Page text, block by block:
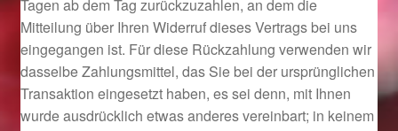
Liefer- und Versandkosten
Magisches und Festliches zu Halloween
Tagen ab dem Tag zurückzuzahlen, an dem die
Mitteilung über Ihren Widerruf dieses Vertrags bei uns
eingegangen ist. Für diese Rückzahlung verwenden wir
dasselbe Zahlungsmittel, das Sie bei der ursprünglichen
Transaktion eingesetzt haben, es sei denn, mit Ihnen
wurde ausdrücklich etwas anderes vereinbart; in keinem